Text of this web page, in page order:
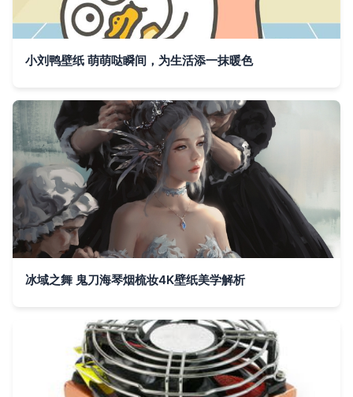
小刘鸭壁纸 萌萌哒瞬间，为生活添一抹暖色
冰域之舞 鬼刀海琴烟梳妆4K壁纸美学解析